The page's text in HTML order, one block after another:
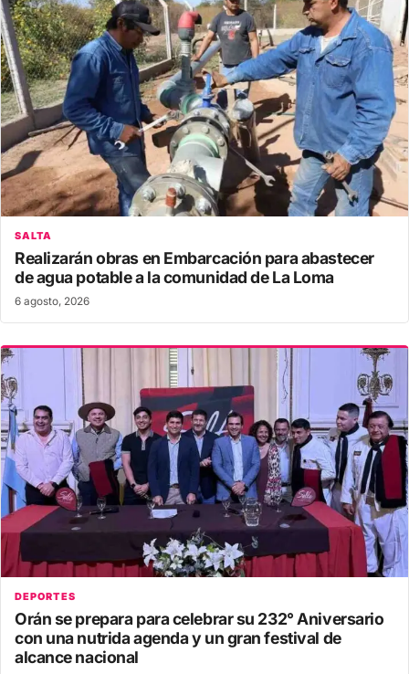
SALTA
Realizarán obras en Embarcación para abastecer
de agua potable a la comunidad de La Loma
6 agosto, 2026
DEPORTES
Orán se prepara para celebrar su 232° Aniversario
con una nutrida agenda y un gran festival de
alcance nacional